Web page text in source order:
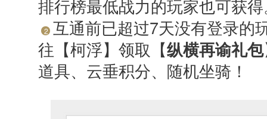
排行榜最低战力的玩家也可获
2 互通前已超过7天没有登录的
往【柯浮】领取【纵横再谕礼包
道具、云垂积分、随机坐骑！